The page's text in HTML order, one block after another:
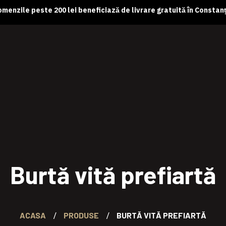
peste 200 lei beneficiază de livrare gratuită în
Burtă vită prefiartă
ACASA PRODUSE BURTĂ VITĂ PREFIARTĂ